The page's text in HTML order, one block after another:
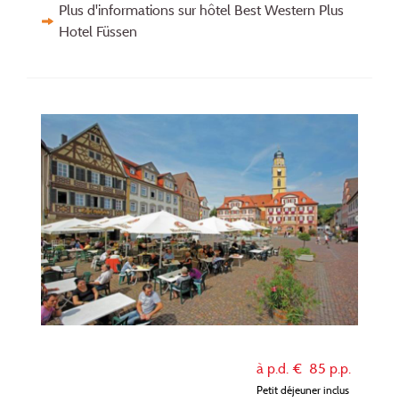
Plus d'informations sur hôtel Best Western Plus
Hotel Füssen
à p.d. € 85 p.p.
Petit déjeuner inclus